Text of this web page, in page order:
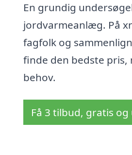
En grundig
jordvarmeanlæg. På
fagfolk og
finde den bedste pris,
behov.
Få 3 tilbud, gratis